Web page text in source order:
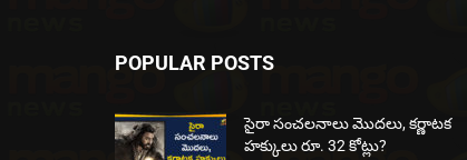
POPULAR POSTS
సైరా సంచలనాలు మొదలు, కర్ణాటక
హక్కులు రూ. 32 కోట్లు?